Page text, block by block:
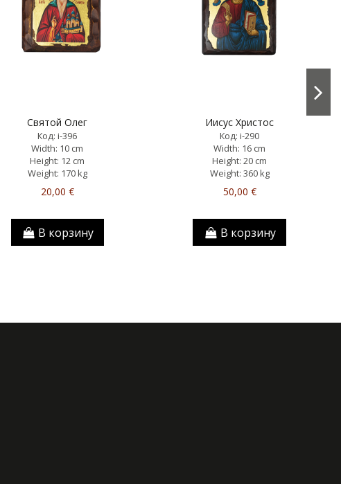
Святой Олег
Код: i-396
Width: 10 cm
Height: 12 cm
Weight: 170 kg
20,00 €
В корзину
Иисус Христос
Код: i-290
Width: 16 cm
Height: 20 cm
Weight: 360 kg
50,00 €
В корзину